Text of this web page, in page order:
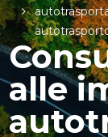
alle